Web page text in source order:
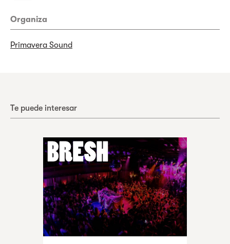
Organiza
Primavera Sound
Te puede interesar